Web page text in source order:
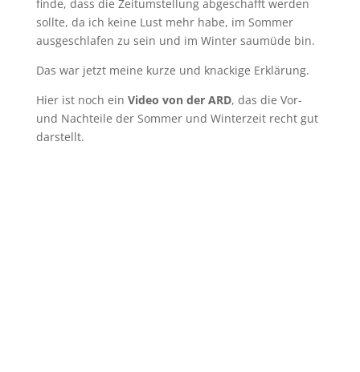
finde, dass die Zeitumstellung abgeschafft werden
sollte, da ich keine Lust mehr habe, im Sommer
ausgeschlafen zu sein und im Winter saumüde bin.
Das war jetzt meine kurze und knackige Erklärung.
Hier ist noch ein Video von der ARD, das die Vor-
und Nachteile der Sommer und Winterzeit recht gut
darstellt.